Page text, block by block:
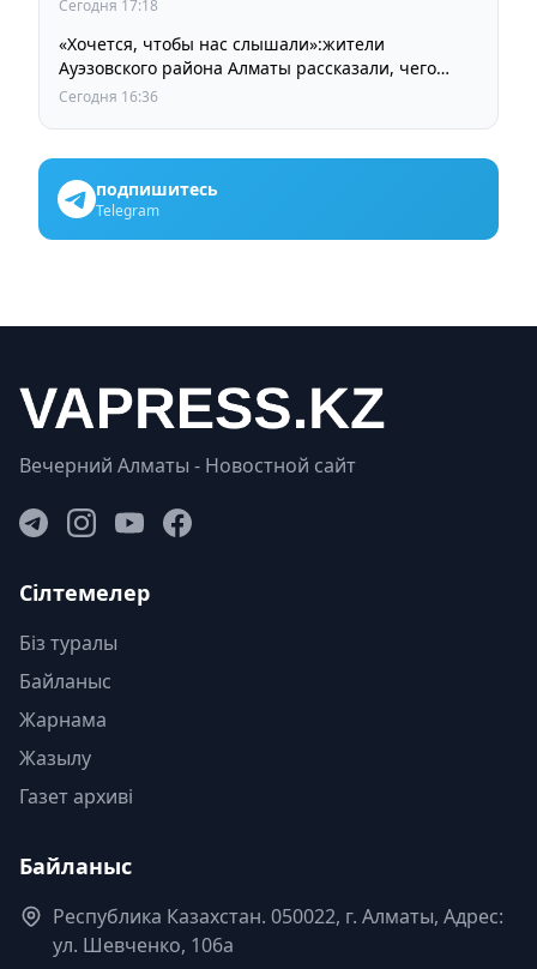
Сегодня 17:18
«Хочется, чтобы нас слышали»:жители
Ауэзовского района Алматы рассказали, чего
ждут от выборов депутатов Курултая
Сегодня 16:36
подпишитесь
Telegram
Вечерний Алматы - Новостной сайт
Сілтемелер
Біз туралы
Байланыс
Жарнама
Жазылу
Газет архиві
Байланыс
Республика Казахстан. 050022, г. Алматы, Адрес:
ул. Шевченко, 106а